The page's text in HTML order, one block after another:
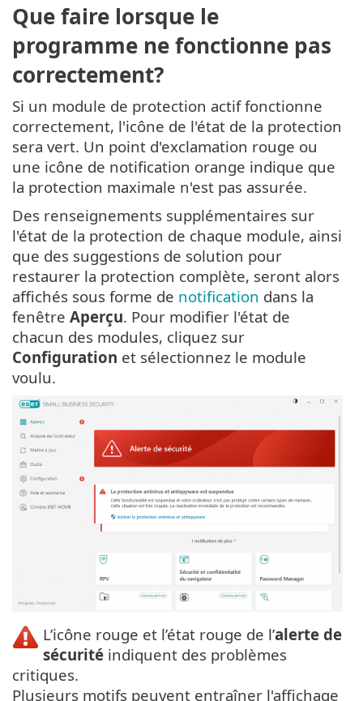
Que faire lorsque le
programme ne fonctionne pas
correctement?
Si un module de protection actif fonctionne
correctement, l'icône de l'état de la protection
sera vert. Un point d'exclamation rouge ou
une icône de notification orange indique que
la protection maximale n'est pas assurée.
Des renseignements supplémentaires sur
l'état de la protection de chaque module, ainsi
que des suggestions de solution pour
restaurer la protection complète, seront alors
affichés sous forme de notification dans la
fenêtre Aperçu. Pour modifier l'état de
chacun des modules, cliquez sur
Configuration et sélectionnez le module
voulu.
L’icône rouge et l’état rouge de l’alerte de
sécurité indiquent des problèmes
critiques.
Plusieurs motifs peuvent entraîner l'affichage